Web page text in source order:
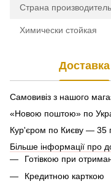
Страна производитель
Химически стойкая
Доставка
Самовивіз з нашого
«Новою поштою» по
Кур'єром по Києву — 35
Більше інформації про
Готівкою при
Кредитною карткою